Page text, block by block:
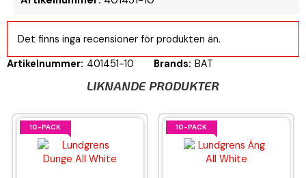
Det finns inga recensioner för produkten än.
Artikelnummer: 401451-10 Brands: BAT
LIKNANDE PRODUKTER
10-PACK 10-PACK